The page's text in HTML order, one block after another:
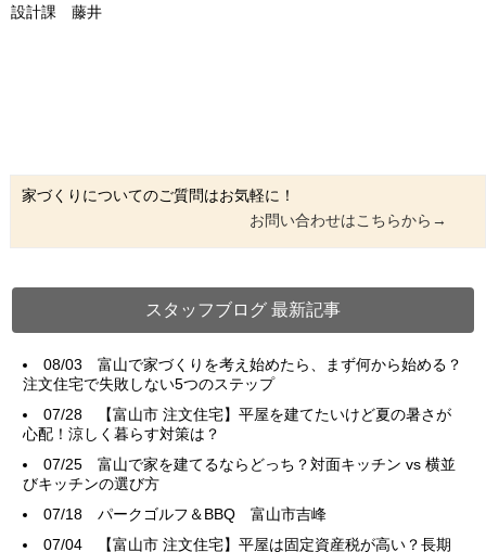
設計課 藤井
家づくりについてのご質問はお気軽に！
お問い合わせはこちらから→
スタッフブログ 最新記事
08/03富山で家づくりを考え始めたら、まず何から始める？
注文住宅で失敗しない5つのステップ
07/28
【富山市 注文住宅】平屋を建てたいけど夏の暑さが
心配！涼しく暮らす対策は？
07/25富山で家を建てるならどっち？対面キッチン vs 横並
びキッチンの選び方
07/18パークゴルフ＆BBQ 富山市吉峰
07/04
【富山市 注文住宅】平屋は固定資産税が高い？長期